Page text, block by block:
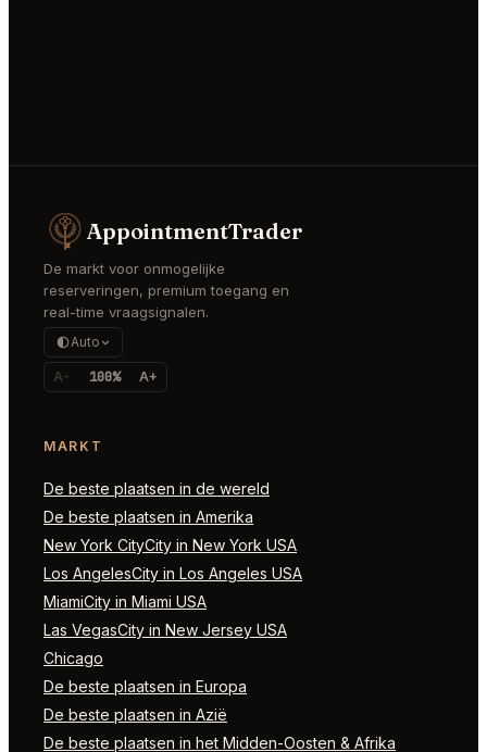
AppointmentTrader
De markt voor onmogelijke
reserveringen, premium toegang en
real-time vraagsignalen.
Auto
A- 100% A+
MARKT
De beste plaatsen in de wereld
De beste plaatsen in Amerika
New York CityCity in New York USA
Los AngelesCity in Los Angeles USA
MiamiCity in Miami USA
Las VegasCity in New Jersey USA
Chicago
De beste plaatsen in Europa
De beste plaatsen in Azië
De beste plaatsen in het Midden-Oosten & Afrika